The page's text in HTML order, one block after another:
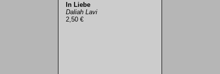
In Liebe
Daliah Lavi
2,50 €